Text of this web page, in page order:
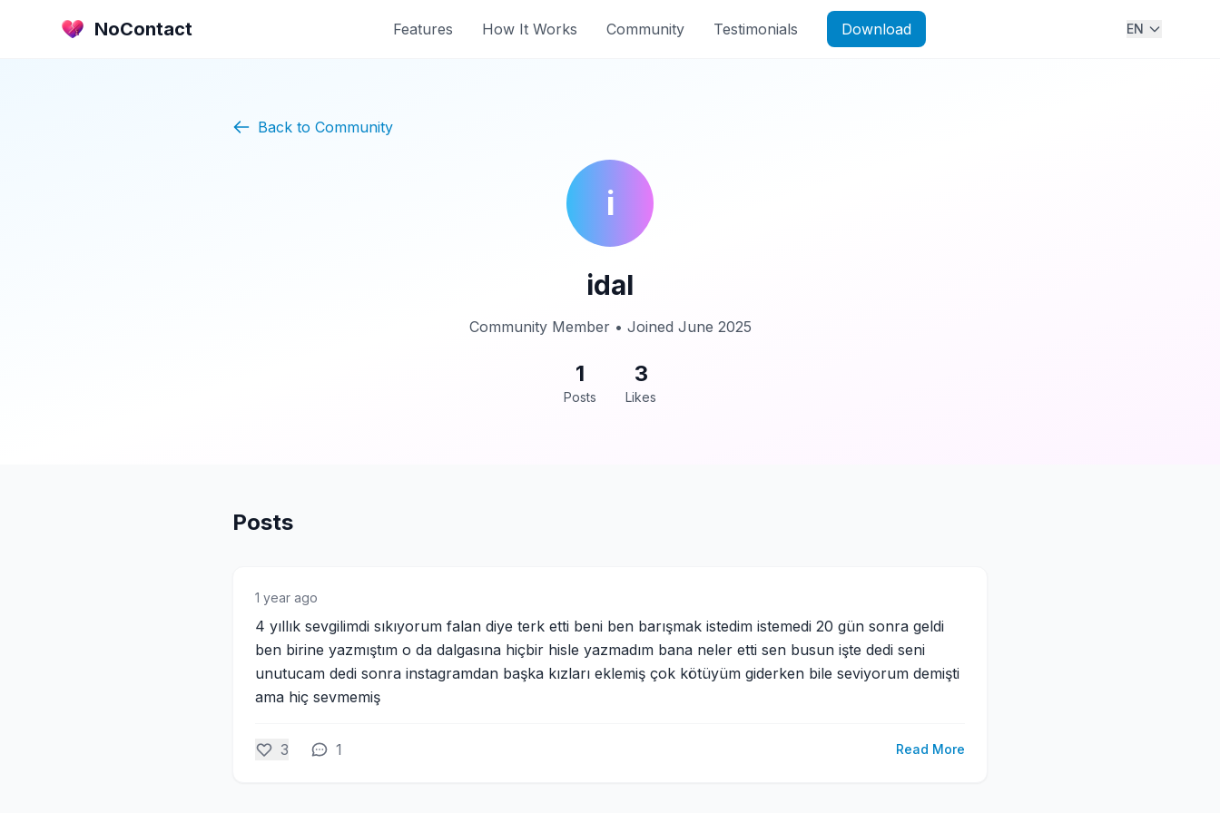
NoContact Features How It Works Community Testimonials Download EN
Back to Community
i
idal
Community Member • Joined June 2025
1
Posts
3
Likes
Posts
1 year ago
4 yıllık sevgilimdi sıkıyorum falan diye terk etti beni ben barışmak istedim istemedi 20 gün sonra geldi
ben birine yazmıştım o da dalgasına hiçbir hisle yazmadım bana neler etti sen busun işte dedi seni
unutucam dedi sonra instagramdan başka kızları eklemiş çok kötüyüm giderken bile seviyorum demişti
ama hiç sevmemiş
3 1 Read More